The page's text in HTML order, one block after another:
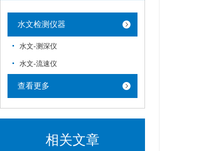
水文检测仪器
水文-测深仪
水文-流速仪
查看更多
相关文章